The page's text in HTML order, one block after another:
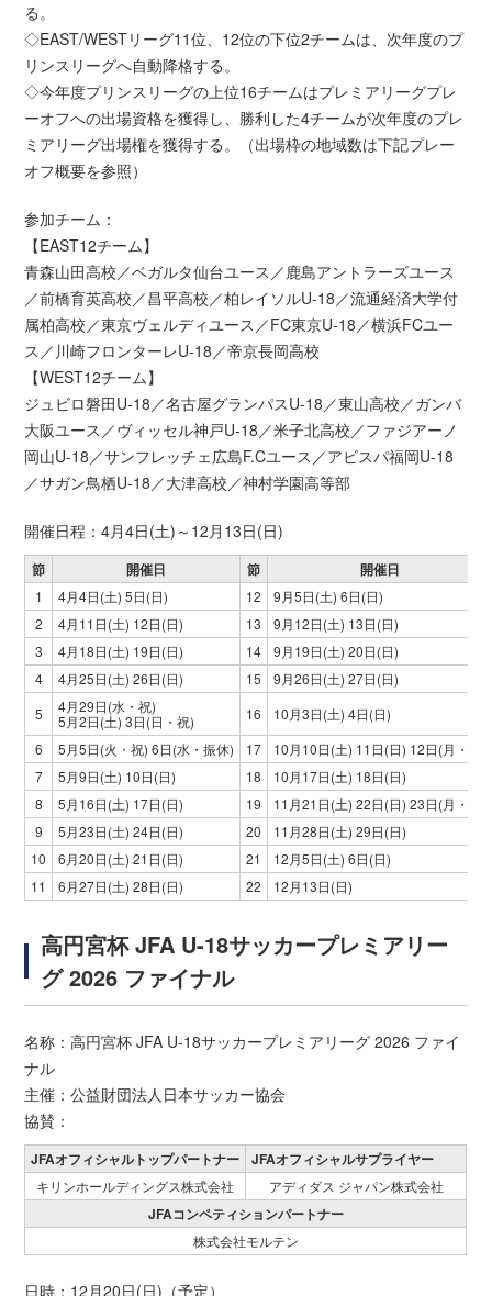
る。
◇EAST/WESTリーグ11位、12位の下位2チームは、次年度のプ
リンスリーグへ自動降格する。
◇今年度プリンスリーグの上位16チームはプレミアリーグプレ
ーオフへの出場資格を獲得し、勝利した4チームが次年度のプレ
ミアリーグ出場権を獲得する。（出場枠の地域数は下記プレー
オフ概要を参照）
参加チーム：
【EAST12チーム】
青森山田高校／ベガルタ仙台ユース／鹿島アントラーズユース
／前橋育英高校／昌平高校／柏レイソルU-18／流通経済大学付
属柏高校／東京ヴェルディユース／FC東京U-18／横浜FCユー
ス／川崎フロンターレU-18／帝京長岡高校
【WEST12チーム】
ジュビロ磐田U-18／名古屋グランパスU-18／東山高校／ガンバ
大阪ユース／ヴィッセル神戸U-18／米子北高校／ファジアーノ
岡山U-18／サンフレッチェ広島F.Cユース／アビスパ福岡U-18
／サガン鳥栖U-18／大津高校／神村学園高等部
開催日程：4月4日(土)～12月13日(日)
節 開催日 節 開催日
1 4月4日(土) 5日(日) 12
9月5日(土) 6日(日)
2
4月11日(土) 12日(日) 13
9月12日(土) 13日(日)
3
4月18日(土) 19日(日) 14
9月19日(土) 20日(日)
4
4月25日(土) 26日(日) 15
9月26日(土) 27日(日)
5
4月29日(水・祝)
5月2日(土) 3日(日・祝)
16
10月3日(土) 4日(日)
6
5月5日(火・祝) 6日(水・振休) 17
10月10日(土) 11日(日) 12日(月・祝)
7
5月9日(土) 10日(日) 18
10月17日(土) 18日(日)
8
5月16日(土) 17日(日) 19
11月21日(土) 22日(日) 23日(月・祝)
9
5月23日(土) 24日(日) 20
11月28日(土) 29日(日)
10
6月20日(土) 21日(日) 21
12月5日(土) 6日(日)
11
6月27日(土) 28日(日) 22 12月13日(日)
高円宮杯 JFA U-18サッカープレミアリー
グ 2026 ファイナル
名称：高円宮杯 JFA U-18サッカープレミアリーグ 2026 ファイ
ナル
主催：公益財団法人日本サッカー協会
協賛：
JFAオフィシャルトップパートナー JFAオフィシャルサプライヤー
キリンホールディングス株式会社 アディダス ジャパン株式会社
JFAコンペティションパートナー
株式会社モルテン
日時：12月20日(日)（予定）